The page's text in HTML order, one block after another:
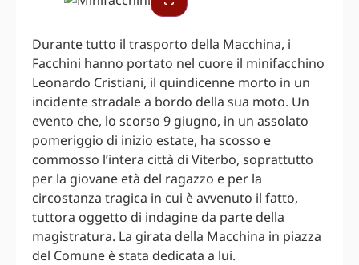
Durante tutto il trasporto della Macchina, i
Facchini hanno portato nel cuore il minifacchino
Leonardo Cristiani, il quindicenne morto in un
incidente stradale a bordo della sua moto. Un
evento che, lo scorso 9 giugno, in un assolato
pomeriggio di inizio estate, ha scosso e
commosso l’intera città di Viterbo, soprattutto
per la giovane età del ragazzo e per la
circostanza tragica in cui è avvenuto il fatto,
tuttora oggetto di indagine da parte della
magistratura. La girata della Macchina in piazza
del Comune è stata dedicata a lui.